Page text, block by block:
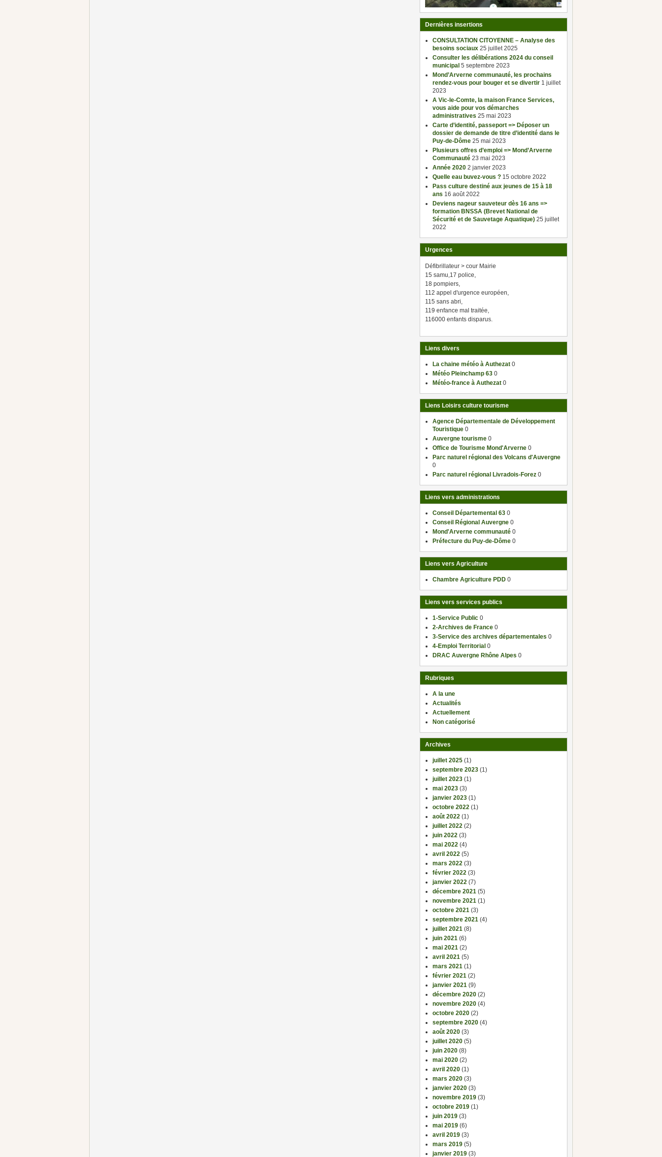
Dernières insertions
CONSULTATION CITOYENNE – Analyse des
besoins sociaux 25 juillet 2025
Consulter les délibérations 2024 du conseil
municipal 5 septembre 2023
Mond’Arverne communauté, les prochains
rendez-vous pour bouger et se divertir 1 juillet
2023
A Vic-le-Comte, la maison France Services,
vous aide pour vos démarches
administratives 25 mai 2023
Carte d’identité, passeport => Déposer un
dossier de demande de titre d’identité dans le
Puy-de-Dôme 25 mai 2023
Plusieurs offres d’emploi => Mond’Arverne
Communauté 23 mai 2023
Année 2020 2 janvier 2023
Quelle eau buvez-vous ? 15 octobre 2022
Pass culture destiné aux jeunes de 15 à 18
ans 16 août 2022
Deviens nageur sauveteur dès 16 ans =>
formation BNSSA (Brevet National de
Sécurité et de Sauvetage Aquatique) 25 juillet
2022
Urgences
Défibrillateur > cour Mairie
15 samu,17 police,
18 pompiers,
112 appel d'urgence européen,
115 sans abri,
119 enfance mal traitée,
116000 enfants disparus.
Liens divers
La chaine météo à Authezat 0
Météo Pleinchamp 63 0
Météo-france à Authezat 0
Liens Loisirs culture tourisme
Agence Départementale de Développement
Touristique 0
Auvergne tourisme 0
Office de Tourisme Mond'Arverne 0
Parc naturel régional des Volcans d'Auvergne
0
Parc naturel régional Livradois-Forez 0
Liens vers administrations
Conseil Départemental 63 0
Conseil Régional Auvergne 0
Mond'Arverne communauté 0
Préfecture du Puy-de-Dôme 0
Liens vers Agriculture
Chambre Agriculture PDD 0
Liens vers services publics
1-Service Public 0
2-Archives de France 0
3-Service des archives départementales 0
4-Emploi Territorial 0
DRAC Auvergne Rhône Alpes 0
Rubriques
A la une
Actualités
Actuellement
Non catégorisé
Archives
juillet 2025 (1)
septembre 2023 (1)
juillet 2023 (1)
mai 2023 (3)
janvier 2023 (1)
octobre 2022 (1)
août 2022 (1)
juillet 2022 (2)
juin 2022 (3)
mai 2022 (4)
avril 2022 (5)
mars 2022 (3)
février 2022 (3)
janvier 2022 (7)
décembre 2021 (5)
novembre 2021 (1)
octobre 2021 (3)
septembre 2021 (4)
juillet 2021 (8)
juin 2021 (6)
mai 2021 (2)
avril 2021 (5)
mars 2021 (1)
février 2021 (2)
janvier 2021 (9)
décembre 2020 (2)
novembre 2020 (4)
octobre 2020 (2)
septembre 2020 (4)
août 2020 (3)
juillet 2020 (5)
juin 2020 (8)
mai 2020 (2)
avril 2020 (1)
mars 2020 (3)
janvier 2020 (3)
novembre 2019 (3)
octobre 2019 (1)
juin 2019 (3)
mai 2019 (6)
avril 2019 (3)
mars 2019 (5)
janvier 2019 (3)